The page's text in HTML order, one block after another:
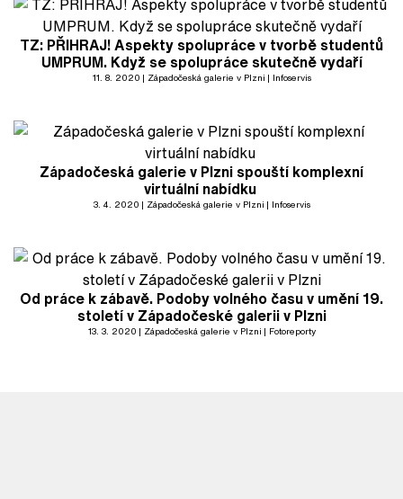
TZ: PŘIHRAJ! Aspekty spolupráce v tvorbě studentů
UMPRUM. Když se spolupráce skutečně vydaří
11. 8. 2020 Západočeská galerie v Plzni Infoservis
Západočeská galerie v Plzni spouští komplexní
virtuální nabídku
3. 4. 2020 Západočeská galerie v Plzni Infoservis
Od práce k zábavě. Podoby volného času v umění 19.
století v Západočeské galerii v Plzni
13. 3. 2020 Západočeská galerie v Plzni Fotoreporty